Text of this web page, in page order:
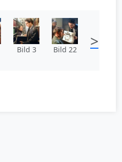
Bild 3 Bild 22 >